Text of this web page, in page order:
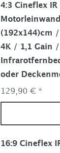
4:3 Cineflex IR
(192x144)cm
4K / 1,1 Gain
oder
129,90 € *
16:9 Cineflex